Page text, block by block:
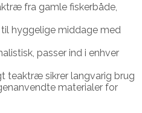
fra gamle fiskerbåde,
hyggelige middage med
passer ind i enhver
teaktræ sikrer langvarig brug
materialer for